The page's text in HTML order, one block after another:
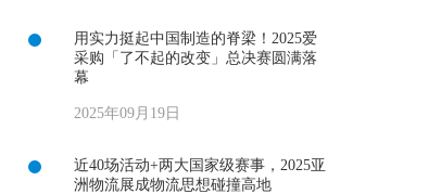
用实力挺起中国制造的脊梁！2025爱
采购「了不起的改变」总决赛圆满落
幕
2025年09月19日
近40场活动+两大国家级赛事，2025亚
洲物流展成物流思想碰撞高地